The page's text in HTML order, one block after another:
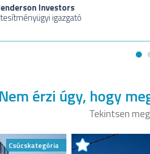
Investors
igazgató
Nem érzi úgy, hogy
Tekintsen
Csúcskategória